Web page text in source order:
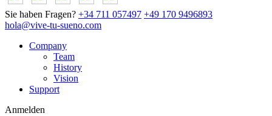
Sie haben Fragen? +34 711 057497 +49 170 9496893
hola@vive-tu-sueno.com
Company
Team
History
Vision
Support
Anmelden